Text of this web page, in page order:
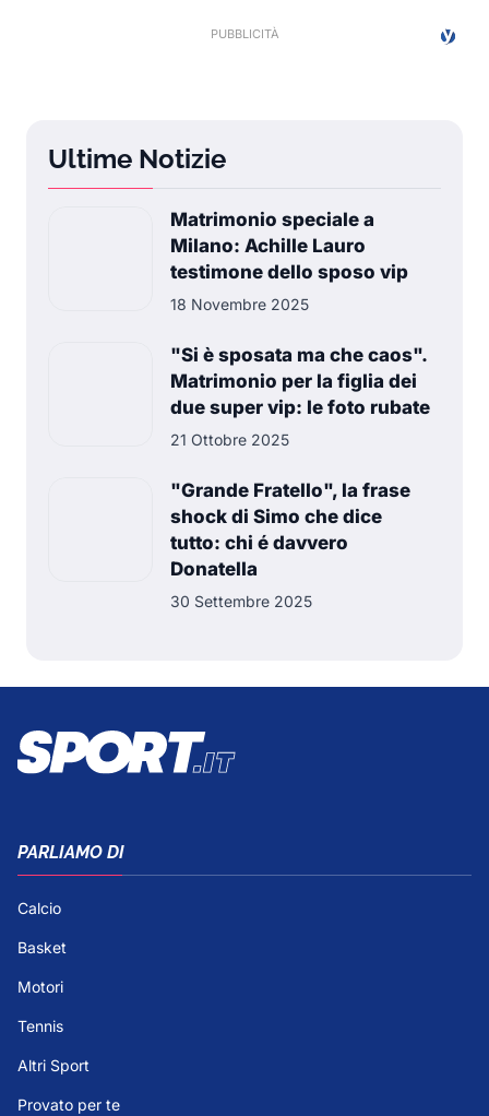
Ultime Notizie
Matrimonio speciale a
Milano: Achille Lauro
testimone dello sposo vip
18 Novembre 2025
"Si è sposata ma che caos".
Matrimonio per la figlia dei
due super vip: le foto rubate
21 Ottobre 2025
"Grande Fratello", la frase
shock di Simo che dice
tutto: chi é davvero
Donatella
30 Settembre 2025
PARLIAMO DI
Calcio
Basket
Motori
Tennis
Altri Sport
Provato per te